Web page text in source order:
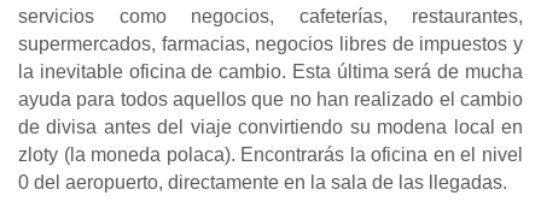
servicios como negocios, cafeterías, restaurantes,
supermercados, farmacias, negocios libres de impuestos y
la inevitable oficina de cambio. Esta última será de mucha
ayuda para todos aquellos que no han realizado el cambio
de divisa antes del viaje convirtiendo su modena local en
zloty (la moneda polaca). Encontrarás la oficina en el nivel
0 del aeropuerto, directamente en la sala de las llegadas.